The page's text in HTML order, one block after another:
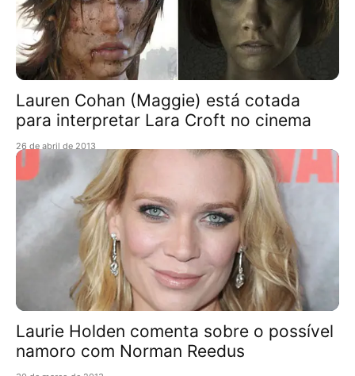
Lauren Cohan (Maggie) está cotada
para interpretar Lara Croft no cinema
26 de abril de 2013
Laurie Holden comenta sobre o possível
namoro com Norman Reedus